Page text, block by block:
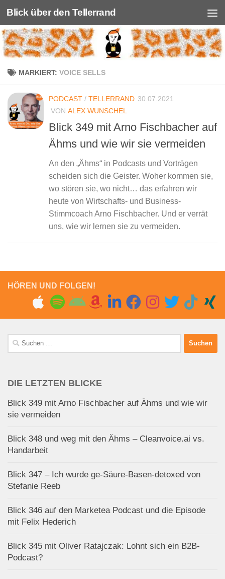
Unter dem Inhalt
Blick über den Tellerrand
MARKIERT: VOICE SELLS
PODCAST / TELLERRAND 30.07.2021
VON ALEX WUNSCHEL
Blick 349 mit Arno Fischbacher auf
Ähms und wie wir sie vermeiden
An den „Ähms“ in Podcasts und Vorträgen
scheiden sich die Geister. Woher kommen sie,
wo stören sie, wo nicht… das erfahren wir
heute von Wirtschafts- und Business-
Stimmcoach Arno Fischbacher. Und er verrät
uns, wie wir lernen sie zu vermeiden.
HÖREN UND FOLGEN!
Suchen
nach:
DIE LETZTEN BLICKE
Blick 349 mit Arno Fischbacher auf Ähms und wie wir
sie vermeiden
Blick 348 und weg mit den Ähms – Cleanvoice.ai vs.
Handarbeit
Blick 347 – Ich wurde ge-Säure-Basen-detoxed von
Stefanie Reeb
Blick 346 auf den Marketea Podcast und die Episode
mit Felix Hederich
Blick 345 mit Oliver Ratajczak: Lohnt sich ein B2B-
Podcast?